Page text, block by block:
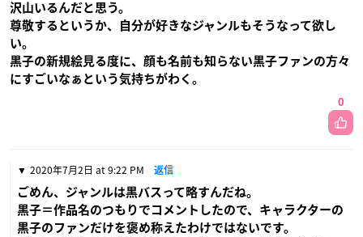
沢山いるんだと思う。
尊敬するというか、自分が好きなジャンルもそうなって欲し
い。
黒子の新規絵見る度に、顔も名前も知らない黒子ファンの方々
にすごいなぁという気持ちがわく。
0
2020年7月2日 at 9:22 PM 返信
ごめん、ジャンルは黒バスって略すんだね。
黒子＝作品名のつもりでコメントしたので、キャラクターの
黒子のファンだけを褒め称えたわけではないです。